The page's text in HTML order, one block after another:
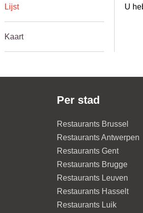
Lijst
Kaart
U
Per stad
Restaurants Brussel
Restaurants Antwerpen
Restaurants Gent
Restaurants Brugge
Restaurants Leuven
Restaurants Hasselt
Restaurants Luik